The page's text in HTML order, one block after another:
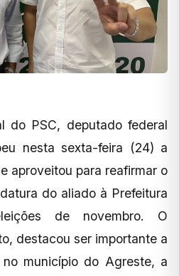
do PSC, deputado federal
nesta sexta-feira (24) a
aproveitou para reafirmar o
do aliado à Prefeitura
de novembro. O
destacou ser importante a
município do Agreste, a